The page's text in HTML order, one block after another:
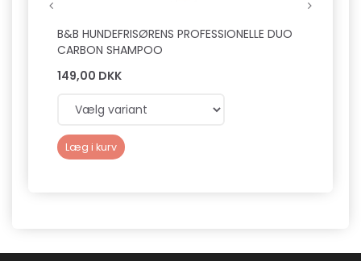
B&B HUNDEFRISØRENS PROFESSIONELLE DUO
CARBON SHAMPOO
149,00 DKK
Læg i kurv